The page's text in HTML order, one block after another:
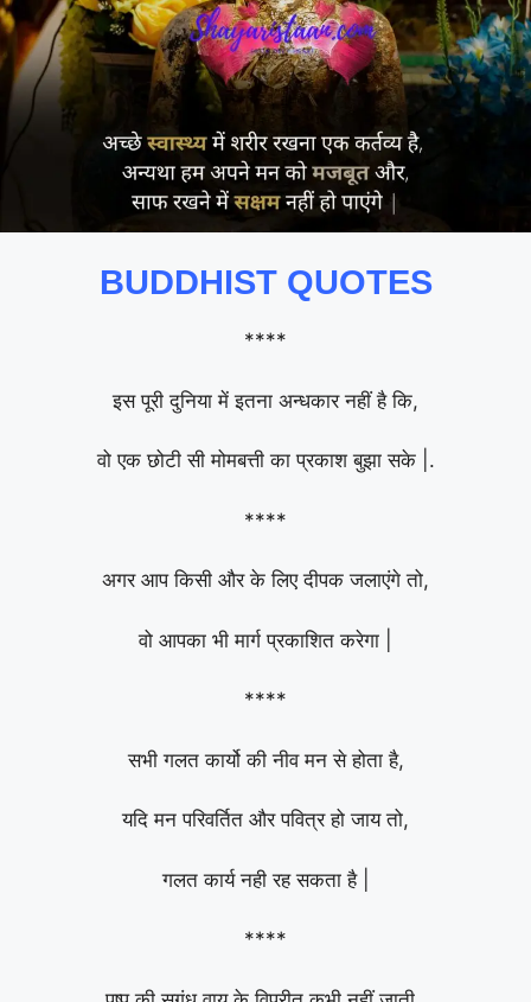
BUDDHIST QUOTES
****
इस पूरी दुनिया में इतना अन्धकार नहीं है कि,
वो एक छोटी सी मोमबत्ती का प्रकाश बुझा सके |.
****
अगर आप किसी और के लिए दीपक जलाएंगे तो,
वो आपका भी मार्ग प्रकाशित करेगा |
****
सभी गलत कार्यो की नीव मन से होता है,
यदि मन परिवर्तित और पवित्र हो जाय तो,
गलत कार्य नही रह सकता है |
****